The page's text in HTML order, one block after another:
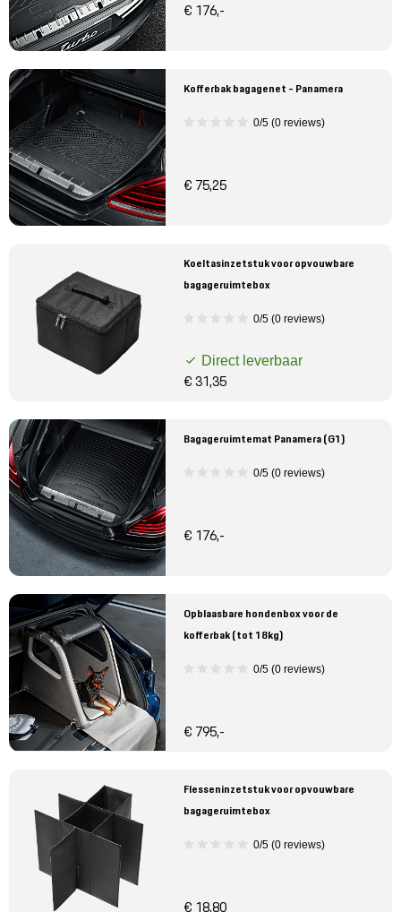
€ 176,-
Kofferbak bagagenet - Panamera
0/5 (0 reviews)
€ 75,25
Koeltasinzetstuk voor opvouwbare
bagageruimtebox
0/5 (0 reviews)
Direct leverbaar
€ 31,35
Bagageruimtemat Panamera (G1)
0/5 (0 reviews)
€ 176,-
Opblaasbare hondenbox voor de
kofferbak (tot 18kg)
0/5 (0 reviews)
€ 795,-
Flesseninzetstuk voor opvouwbare
bagageruimtebox
0/5 (0 reviews)
€ 18,80